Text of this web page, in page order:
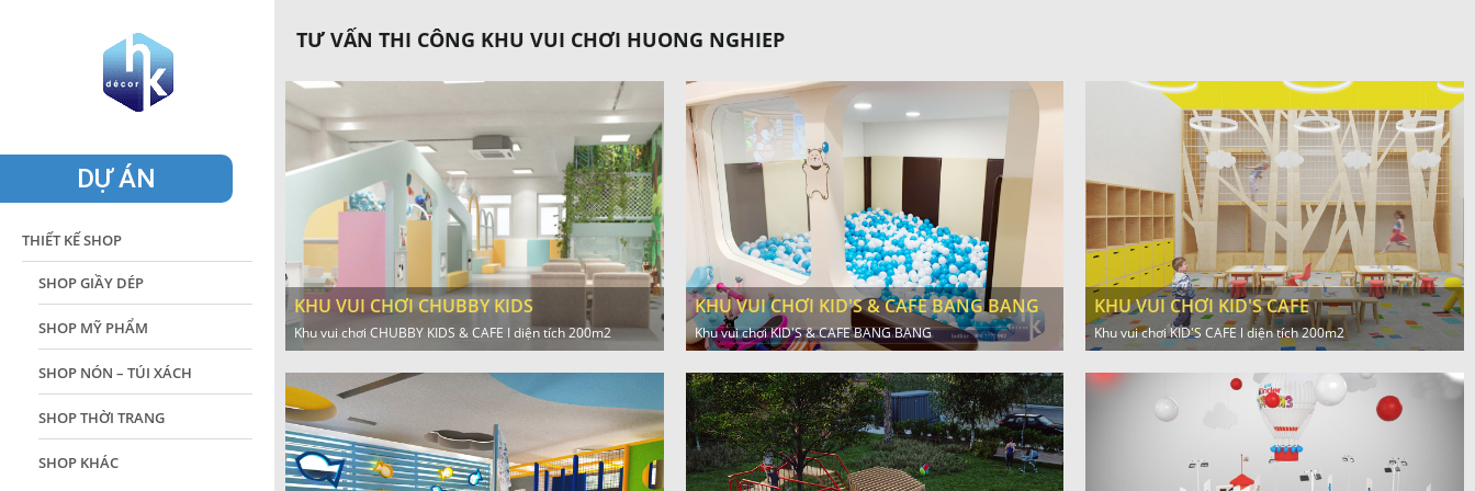
DỰ ÁN
THIẾT KẾ SHOP
SHOP GIẦY DÉP
SHOP MỸ PHẨM
SHOP NÓN – TÚI XÁCH
SHOP THỜI TRANG
SHOP KHÁC
TƯ VẤN THI CÔNG KHU VUI CHƠI HUONG NGHIEP
KHU VUI CHƠI CHUBBY KIDS
Khu vui chơi CHUBBY KIDS & CAFE I diện tích 200m2
KHU VUI CHƠI KID'S & CAFE BANG BANG
Khu vui chơi KID'S & CAFE BANG BANG
KHU VUI CHƠI KID'S CAFE
Khu vui chơi KID'S CAFE l diện tích 200m2